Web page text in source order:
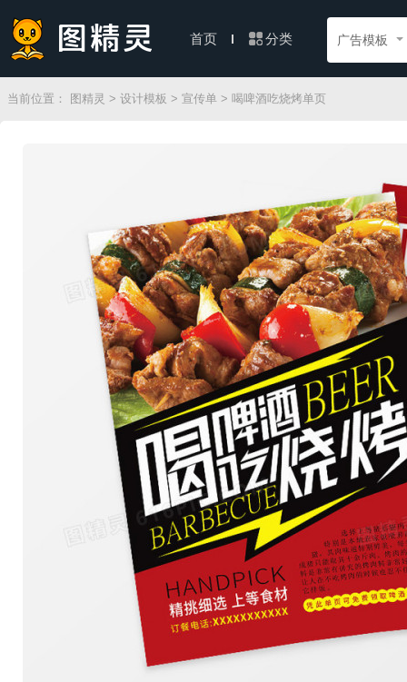
首页 分类 广告模板
当前位置： 图精灵 > 设计模板 > 宣传单 > 喝啤酒吃烧烤单页